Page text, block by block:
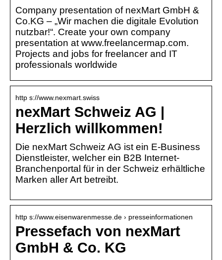
Company presentation of nexMart GmbH &
Co.KG – „Wir machen die digitale Evolution
nutzbar!“. Create your own company
presentation at www.freelancermap.com.
Projects and jobs for freelancer and IT
professionals worldwide
http s://www.nexmart.swiss
nexMart Schweiz AG |
Herzlich willkommen!
Die nexMart Schweiz AG ist ein E-Business
Dienstleister, welcher ein B2B Internet-
Branchenportal für in der Schweiz erhältliche
Marken aller Art betreibt.
http s://www.eisenwarenmesse.de › presseinformationen
Pressefach von nexMart
GmbH & Co. KG